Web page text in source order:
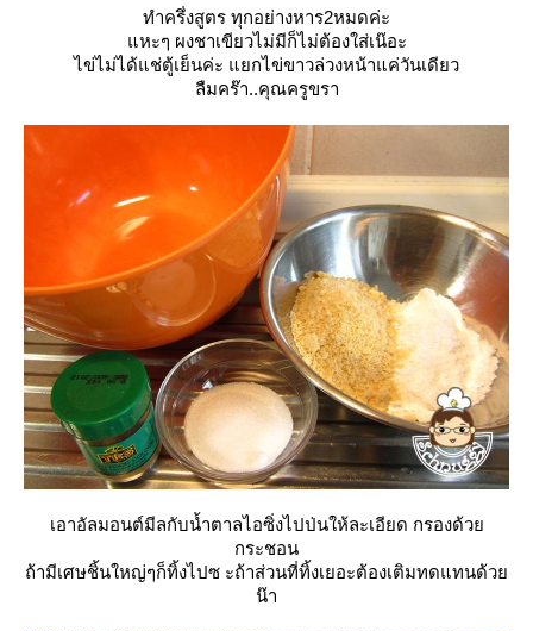
ทำครึ่งสูตร ทุกอย่างหาร2หมดค่ะ
หะๆ ผงชาเขียวไม่มีก็ไม่ต้องใส่เน๊อะ
ไข่ไม่ได้แช่ตู้เย็นค่ะ แยกไข่ขาวล่วงหน้าแค่วันเดียว
ลืมคร๊า..คุณครูขรา
เอาอัลมอนต์มีลกับน้ำตาลไอซิ่งไปป่นให้ละเอียด กรองด้ว
กระชอน
ถ้ามีเศษชิ้นใหญ่ๆก็ทิ้งไปซ ะถ้าส่วนที่ทิ้งเยอะต้องเติมทดแทนด้ว
น๊า